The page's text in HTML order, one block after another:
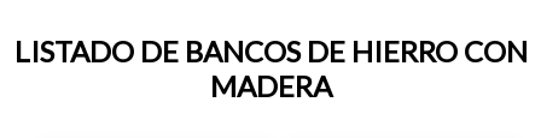
LISTADO DE BANCOS DE HIERRO CON
MADERA